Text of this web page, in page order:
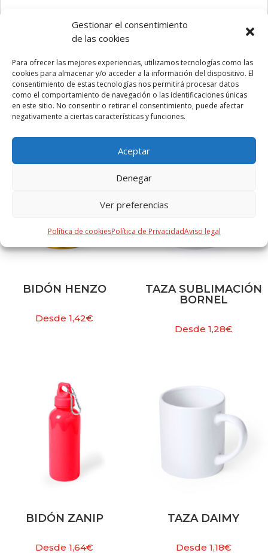
Gestionar el consentimiento
de las cookies
Para ofrecer las mejores experiencias, utilizamos tecnologías como las
cookies para almacenar y/o acceder a la información del dispositivo. El
consentimiento de estas tecnologías nos permitirá procesar datos
como el comportamiento de navegación o las identificaciones únicas
en este sitio. No consentir o retirar el consentimiento, puede afectar
negativamente a ciertas características y funciones.
Aceptar
Denegar
Ver preferencias
Política de cookiesPolítica de PrivacidadAviso legal
acero inox. Sistema de fácil apertura libre de BPA y asa de
transporte a juego. Disponible en variada gama de colores
PRODUCTOS RELACIONADOS
BIDÓN HENZO
Desde1,42€
TAZA SUBLIMACIÓN
BORNEL
Desde 1,28€
BIDÓN ZANIP
Desde1,64€
TAZA DAIMY
Desde 1,18€